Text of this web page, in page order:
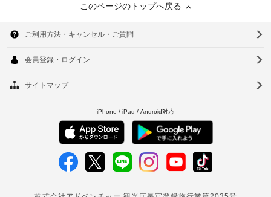
このページのトップへ戻る